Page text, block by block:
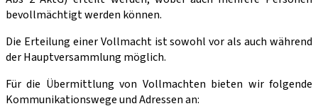
bevollmächtigt wer­den können.
Die Erteilung einer Vollmacht ist sowohl vor als auch während
der Hauptversammlung möglich.
Für die Übermittlung von Vollmachten bieten wir folgende
Kommunikationswege und Adressen an: